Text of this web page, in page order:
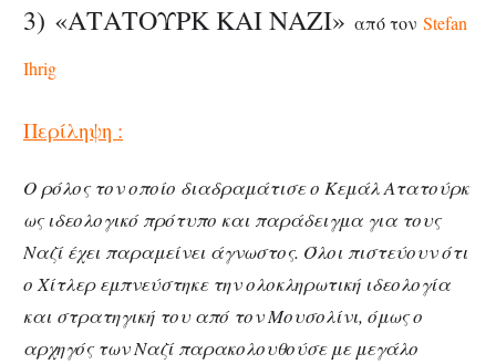
3) «ΑΤΑΤΟΥΡΚ ΚΑΙ ΝΑΖΙ» από τον Stefan
Ihrig
Περίληψη :
Ο ρόλος τον οποίο διαδραμάτισε ο Κεμάλ Ατατούρκ
ως ιδεολογικό πρότυπο και παράδειγμα για τους
Ναζί έχει παραμείνει άγνωστος. Όλοι πιστεύουν ότι
ο Χίτλερ εμπνεύστηκε την ολοκληρωτική ιδεολογία
και στρατηγική του από τον Μουσολίνι, όμως ο
αρχηγός των Ναζί παρακολουθούσε με μεγάλο